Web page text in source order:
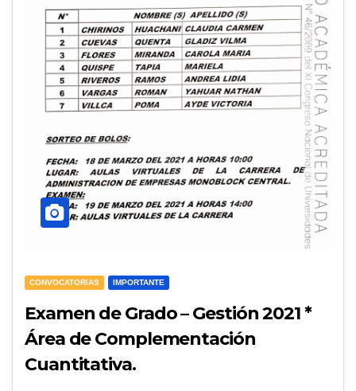
CONVOCATORIAS IMPORTANTE
Examen de Grado – Gestión 2021 *
Área de Complementación
Cuantitativa.